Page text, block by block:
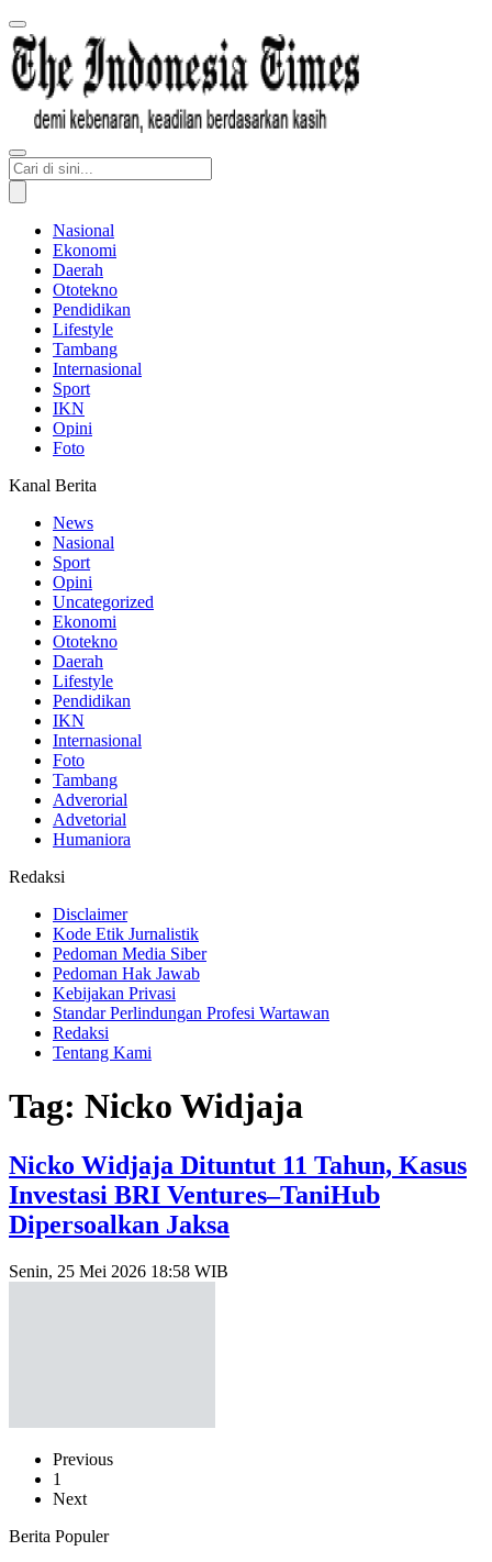
Nasional
Ekonomi
Daerah
Ototekno
Pendidikan
Lifestyle
Tambang
Internasional
Sport
IKN
Opini
Foto
Kanal Berita
News
Nasional
Sport
Opini
Uncategorized
Ekonomi
Ototekno
Daerah
Lifestyle
Pendidikan
IKN
Internasional
Foto
Tambang
Adverorial
Advetorial
Humaniora
Redaksi
Disclaimer
Kode Etik Jurnalistik
Pedoman Media Siber
Pedoman Hak Jawab
Kebijakan Privasi
Standar Perlindungan Profesi Wartawan
Redaksi
Tentang Kami
Tag: Nicko Widjaja
Nicko Widjaja Dituntut 11 Tahun, Kasus
Investasi BRI Ventures–TaniHub
Dipersoalkan Jaksa
Senin, 25 Mei 2026 18:58 WIB
Previous
1
Next
Berita Populer